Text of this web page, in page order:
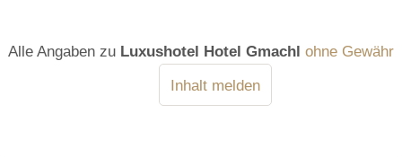
Alle Angaben zu Luxushotel Hotel Gmachl ohne Gewähr
Inhalt melden